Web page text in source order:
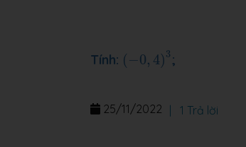
Tính: (−0, 4)3
( 0, )3
;
25/11/2022 1 Trả lời